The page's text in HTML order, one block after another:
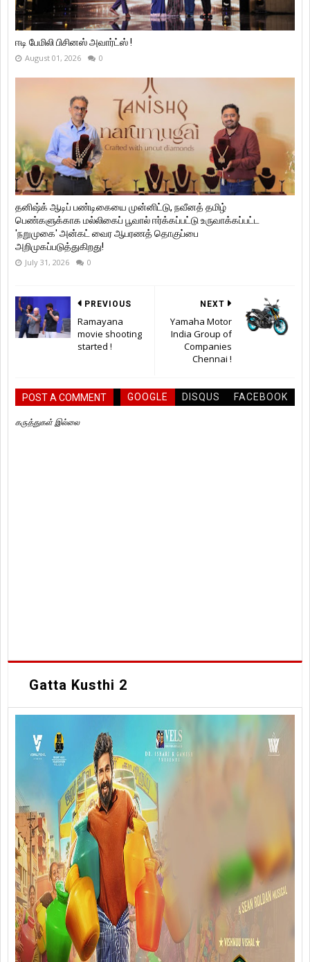
ஈடி பேமிலி பிசினஸ் அவார்ட்ஸ் !
August 01, 2026 0
தனிஷ்க் ஆடிப் பண்டிகையை முன்னிட்டு, நவீனத் தமிழ்
பெண்களுக்காக மல்லிகைப் பூவால் ஈர்க்கப்பட்டு உருவாக்கப்பட்ட
'நறுமுகை' அன்கட் வைர ஆபரணத் தொகுப்பை
அறிமுகப்படுத்துகிறது!
July 31, 2026 0
NEXT
Yamaha Motor
India Group of
Companies
Chennai !
PREVIOUS
Ramayana
movie shooting
started !
POST A COMMENT GOOGLE DISQUS FACEBOOK
கருத்துகள் இல்லை
Gatta Kusthi 2